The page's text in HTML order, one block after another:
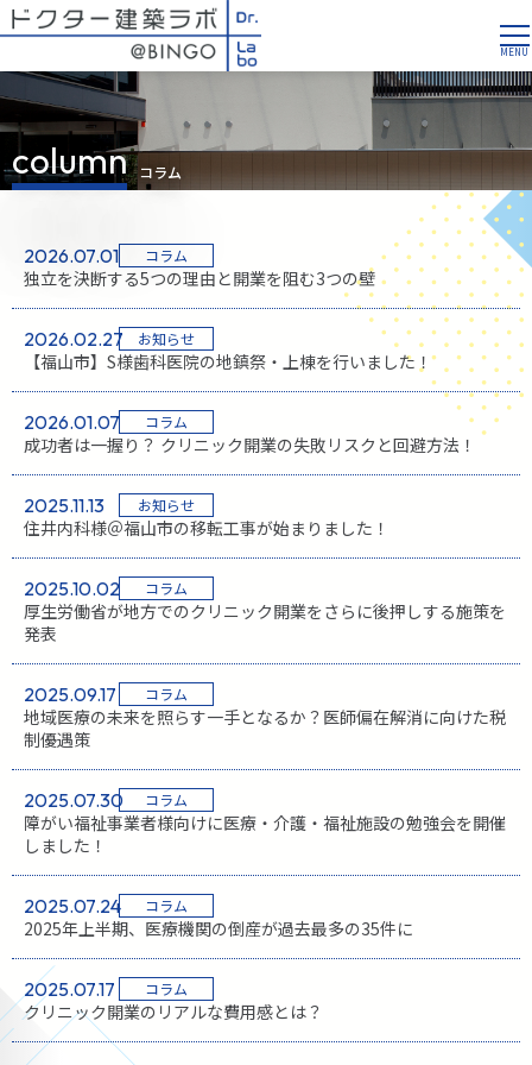
column コラム
2026.07.01 コラム
独立を決断する5つの理由と開業を阻む3つの壁
2026.02.27 お知らせ
【福山市】S様歯科医院の地鎮祭・上棟を行いました！
2026.01.07 コラム
成功者は一握り？ クリニック開業の失敗リスクと回避方法！
2025.11.13 お知らせ
住井内科様＠福山市の移転工事が始まりました！
2025.10.02 コラム
厚生労働省が地方でのクリニック開業をさらに後押しする施策を
発表
2025.09.17 コラム
地域医療の未来を照らす一手となるか？医師偏在解消に向けた税
制優遇策
2025.07.30 コラム
障がい福祉事業者様向けに医療・介護・福祉施設の勉強会を開催
しました！
2025.07.24 コラム
2025年上半期、医療機関の倒産が過去最多の35件に
2025.07.17 コラム
クリニック開業のリアルな費用感とは？